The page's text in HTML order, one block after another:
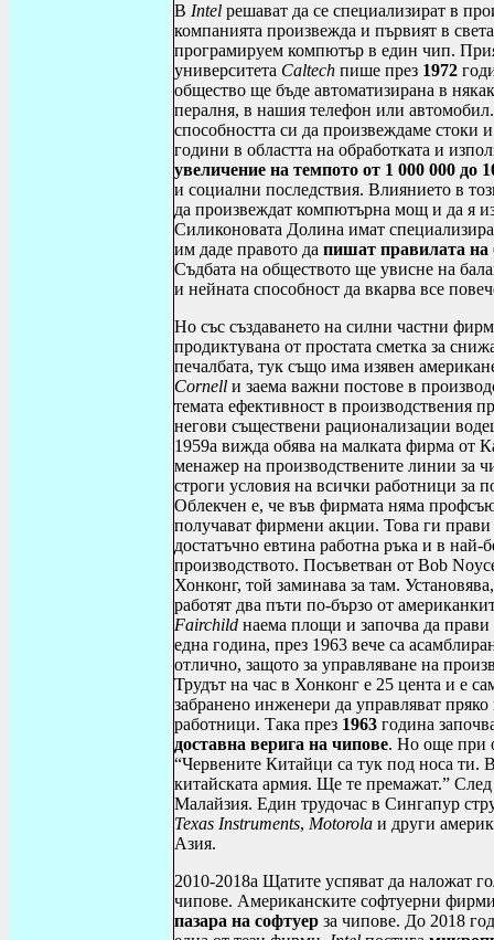
В Intel решават да се специализират в
компанията произвежда и първият в
програмируем компютър в един чип.
университета Caltech пише през 1972
общество ще бъде автоматизирана в
пералня, в нашия телефон или
способността си да произвеждаме стоки
години в областта на обработката и
увеличение на темпото от 1 000 000 до
и социални последствия. Влиянието в
да произвеждат компютърна мощ и да я
Силиконовата Долина имат
им даде правото да пишат правилата на
Съдбата на обществото ще увисне на
и нейната способност да вкарва все
Но със създаването на силни частни
продиктувана от простата сметка за
печалбата, тук също има изявен
Cornell и заема важни постове в
темата ефективност в производствения
негови съществени рационализации
1959а вижда обява на малката фирма от
менажер на производствените линии за
строги условия на всички работници за
Облекчен е, че във фирмата няма
получават фирмени акции. Това ги
достатъчно евтина работна ръка и в
производството. Посъветван от Bob
Хонконг, той заминава за там.
работят два пъти по-бързо от
Fairchild наема площи и започва да прави
една година, през 1963 вече са
отлично, защото за управляване на
Трудът на час в Хонконг е 25 цента и е
забранено инженери да управляват
работници. Така през 1963 година
доставна верига на чипове. Но още при
“Червените Китайци са тук под носа ти.
китайската армия. Ще те премажат.”
Малайзия. Един трудочас в Сингапур
Texas Instruments, Motorola и други
Азия.
2010-2018a Щатите успяват да наложат
чипове. Американските софтуерни
пазара на софтуер за чипове. До 2018